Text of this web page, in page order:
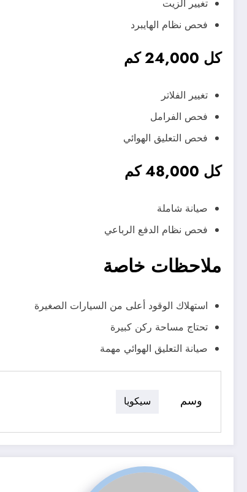
تغيير الزيت
فحص نظام الهايبرد
كل 24,000 كم
تغيير الفلاتر
فحص الفرامل
فحص التعليق الهوائي
كل 48,000 كم
صيانة شاملة
فحص نظام الدفع الرباعي
ملاحظات خاصة
استهلاك الوقود أعلى من السيارات الصغيرة
تحتاج مساحة ركن كبيرة
صيانة التعليق الهوائي مهمة
وسم سيكويا